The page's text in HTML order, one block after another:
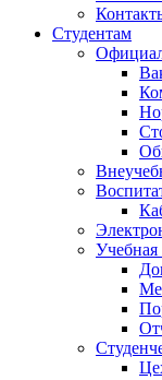
Студентам
Учебная